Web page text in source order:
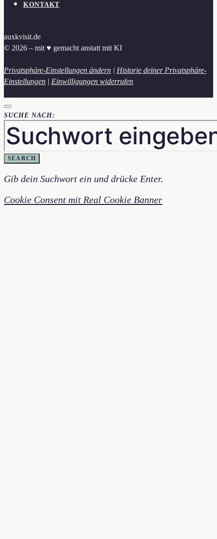
KONTAKT
auxkvisit.de
© 2026 – mit ♥︎ gemacht anstatt mit KI
Privatsphäre-Einstellungen ändern | Historie deiner Privatsphäre-
Einstellungen | Einwilligungen widerrufen
SUCHE NACH:
SEARCH
Gib dein Suchwort ein und drücke Enter.
Cookie Consent mit Real Cookie Banner